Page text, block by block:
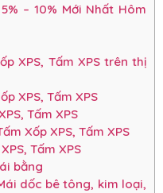
– 10% Mới Nhất Hôm
XPS, Tấm XPS trên thị
XPS, Tấm XPS
Tấm XPS
Xốp XPS, Tấm XPS
Tấm XPS
bằng
dốc bê tông, kim loại,